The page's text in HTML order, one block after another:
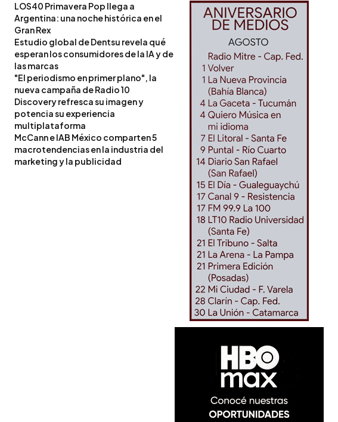
LOS40 Primavera Pop llega a
Argentina: una noche histórica en el
Gran Rex
Estudio global de Dentsu revela qué
esperan los consumidores de la IA y de
las marcas
"El periodismo en primer plano", la
nueva campaña de Radio 10
Discovery refresca su imagen y
potencia su experiencia
multiplataforma
McCann e IAB México comparten 5
macrotendencias en la industria del
marketing y la publicidad